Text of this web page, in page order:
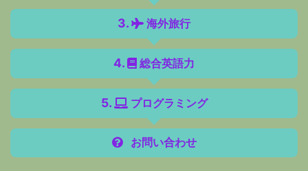
海外旅行
総合英語力
プログラミング
お問い合わせ